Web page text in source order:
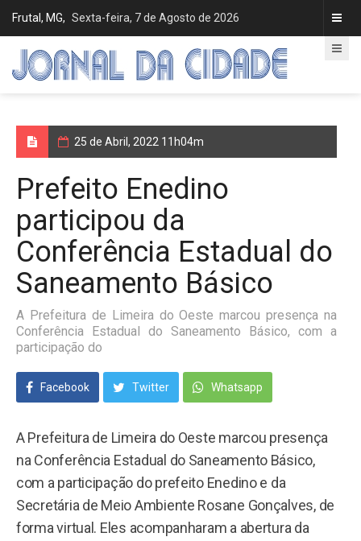
Frutal, MG, Sexta-feira, 7 de Agosto de 2026
25 de Abril, 2022 11h04m
Prefeito Enedino
participou da
Conferência Estadual do
Saneamento Básico
A Prefeitura de Limeira do Oeste marcou presença na
Conferência Estadual do Saneamento Básico, com a
participação do
Facebook Twitter Whatsapp
A Prefeitura de Limeira do Oeste marcou presença
na Conferência Estadual do Saneamento Básico,
com a participação do prefeito Enedino e da
Secretária de Meio Ambiente Rosane Gonçalves, de
forma virtual. Eles acompanharam a abertura da